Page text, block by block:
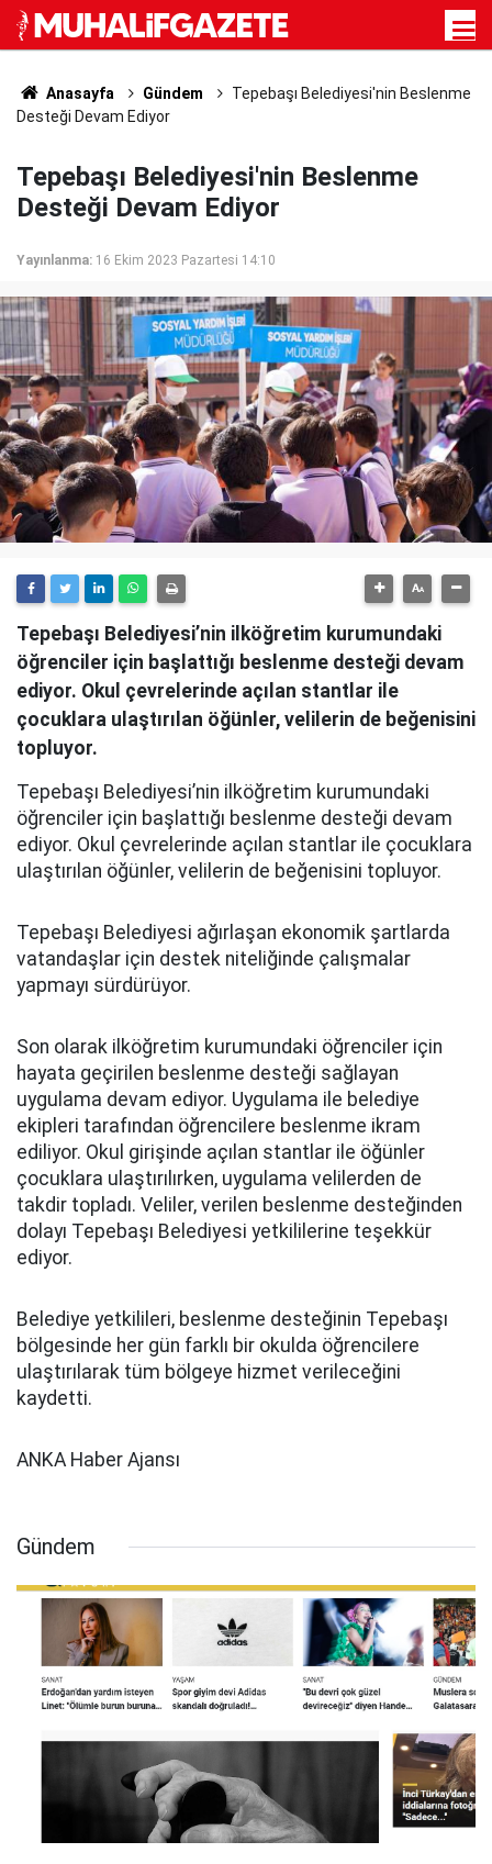
Anasayfa Gündem
Tepebaşı Belediyesi'nin Beslenme
Desteği Devam Ediyor
Tepebaşı Belediyesi'nin Beslenme
Desteği Devam Ediyor
Yayınlanma: 16 Ekim 2023 Pazartesi 14:10
Tepebaşı Belediyesi’nin ilköğretim kurumundaki
öğrenciler için başlattığı beslenme desteği devam
ediyor. Okul çevrelerinde açılan stantlar ile
çocuklara ulaştırılan öğünler, velilerin de beğenisini
topluyor.
Tepebaşı Belediyesi’nin ilköğretim kurumundaki
öğrenciler için başlattığı beslenme desteği devam
ediyor. Okul çevrelerinde açılan stantlar ile çocuklara
ulaştırılan öğünler, velilerin de beğenisini topluyor.
Tepebaşı Belediyesi ağırlaşan ekonomik şartlarda
vatandaşlar için destek niteliğinde çalışmalar
yapmayı sürdürüyor.
Son olarak ilköğretim kurumundaki öğrenciler için
hayata geçirilen beslenme desteği sağlayan
uygulama devam ediyor. Uygulama ile belediye
ekipleri tarafından öğrencilere beslenme ikram
ediliyor. Okul girişinde açılan stantlar ile öğünler
çocuklara ulaştırılırken, uygulama velilerden de
takdir topladı. Veliler, verilen beslenme desteğinden
dolayı Tepebaşı Belediyesi yetkililerine teşekkür
ediyor.
Belediye yetkilileri, beslenme desteğinin Tepebaşı
bölgesinde her gün farklı bir okulda öğrencilere
ulaştırılarak tüm bölgeye hizmet verileceğini
kaydetti.
ANKA Haber Ajansı
Gündem